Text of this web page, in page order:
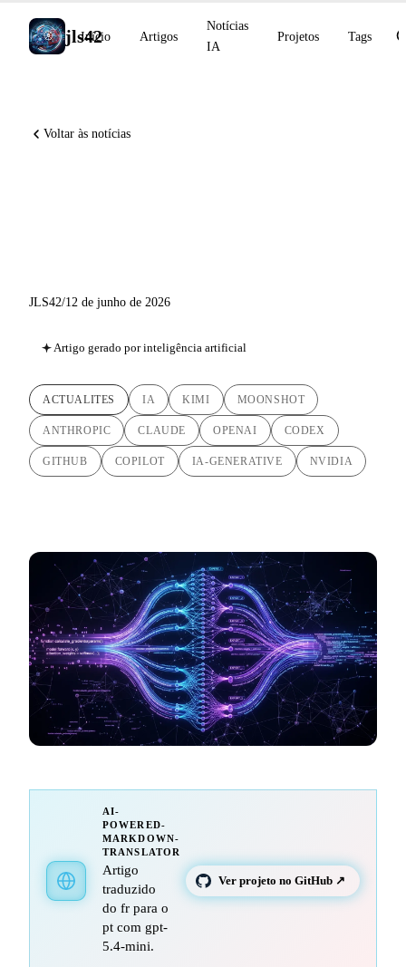
jls42
Início Artigos
Notícias
IA
Projetos Tags
Voltar às notícias
JLS42/12 de junho de 2026
Artigo gerado por inteligência artificial
ACTUALITES IA KIMI MOONSHOT
ANTHROPIC CLAUDE OPENAI CODEX
GITHUB COPILOT IA-GENERATIVE NVIDIA
AI-
POWERED-
MARKDOWN-
TRANSLATOR
Artigo
traduzido
do fr para o
pt com gpt-
5.4-mini.
Ver projeto no GitHub ↗